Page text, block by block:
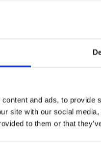
and ads, to
site with our social
to them or that
ehdotuksesta Suomen
ympäristöministeriö pyytävät
antamiseksi löytyvät
myös verkkosivulta https://